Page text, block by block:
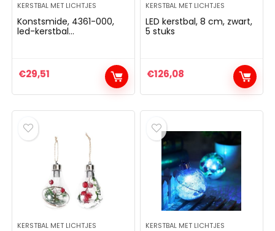
KERSTBAL MET LICHTJES
Konstsmide, 4361-000,
led-kerstbal
werkt op batterijen,
binnen
€29,51
KERSTBAL MET LICHTJES
LED kerstbal, 8 cm, zwart,
5 stuks
€126,08
KERSTBAL MET LICHTJES KERSTBAL MET LICHTJES